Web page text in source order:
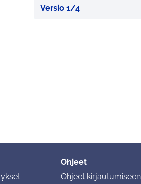
Versio 1/4
Ohjeet
Ohjeet kirjautumiseen